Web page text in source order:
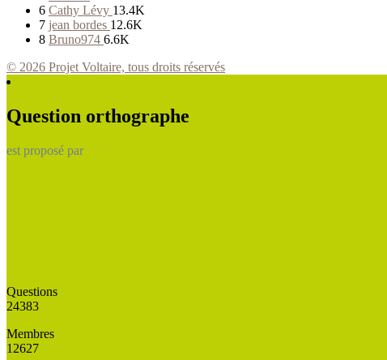
6 Cathy Lévy 13.4K
7 jean bordes 12.6K
8 Bruno974 6.6K
© 2026 Projet Voltaire, tous droits réservés
Question orthographe
est proposé par
Questions
24383
Membres
12627